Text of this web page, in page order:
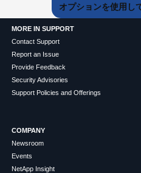
オプションを使用し
MORE IN SUPPORT
Contact Support
Report an Issue
Provide Feedback
Security Advisories
Support Policies and Offerings
COMPANY
Newsroom
Events
NetApp Insight